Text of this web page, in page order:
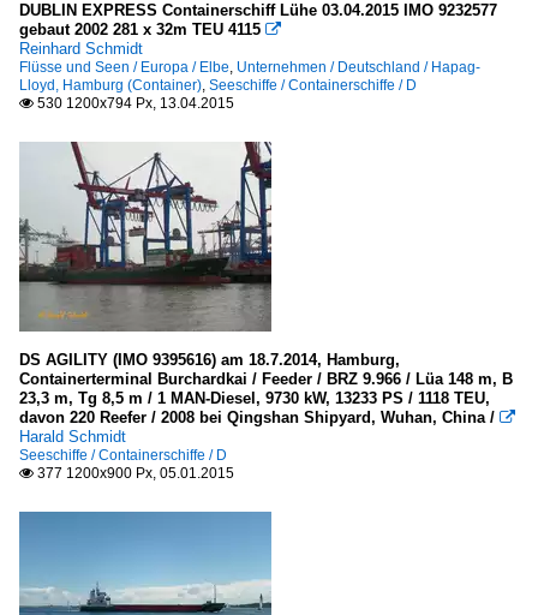
DUBLIN EXPRESS Containerschiff Lühe 03.04.2015 IMO 9232577
gebaut 2002 281 x 32m TEU 4115 
Reinhard Schmidt
Flüsse und Seen / Europa / Elbe, Unternehmen / Deutschland / Hapag-
Lloyd, Hamburg (Container), Seeschiffe / Containerschiffe / D
 530 1200x794 Px, 13.04.2015
DS AGILITY (IMO 9395616) am 18.7.2014, Hamburg,
Containerterminal Burchardkai / Feeder / BRZ 9.966 / Lüa 148 m, B
23,3 m, Tg 8,5 m / 1 MAN-Diesel, 9730 kW, 13233 PS / 1118 TEU,
davon 220 Reefer / 2008 bei Qingshan Shipyard, Wuhan, China / 
Harald Schmidt
Seeschiffe / Containerschiffe / D
 377 1200x900 Px, 05.01.2015